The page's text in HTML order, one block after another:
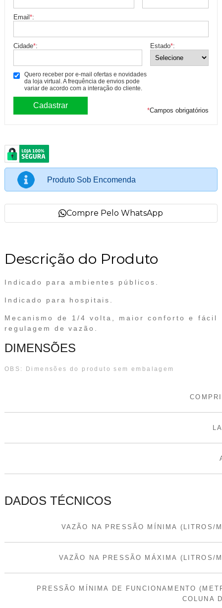
Email*:
Cidade*: Estado*:
Quero receber por e-mail ofertas e novidades
da loja virtual. A frequência de envios pode
variar de acordo com a interação do cliente.
*Campos obrigatórios
Produto Sob Encomenda
Compre Pelo WhatsApp
Descrição do Produto
Indicado para ambientes públicos.
Indicado para hospitais.
Mecanismo de 1/4 volta, maior conforto e fácil
regulagem de vazão.
DIMENSÕES
OBS: Dimensões do produto sem embalagem
DADOS TÉCNICOS
VAZÃO NA PRESSÃO MÍNIMA (LITROS/
VAZÃO NA PRESSÃO MÁXIMA (LITROS/
PRESSÃO MÍNIMA DE FUNCIONAMENTO
COLUNA